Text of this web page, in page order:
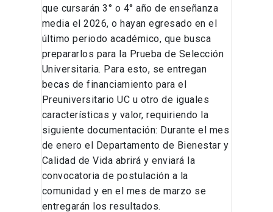
que cursarán 3° o 4° año de enseñanza
media el 2026, o hayan egresado en el
último periodo académico, que busca
prepararlos para la Prueba de Selección
Universitaria. Para esto, se entregan
becas de financiamiento para el
Preuniversitario UC u otro de iguales
características y valor, requiriendo la
siguiente documentación: Durante el mes
de enero el Departamento de Bienestar y
Calidad de Vida abrirá y enviará la
convocatoria de postulación a la
comunidad y en el mes de marzo se
entregarán los resultados.